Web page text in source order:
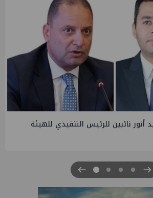
كسر ماسورة في ترعة الإسماعيلية